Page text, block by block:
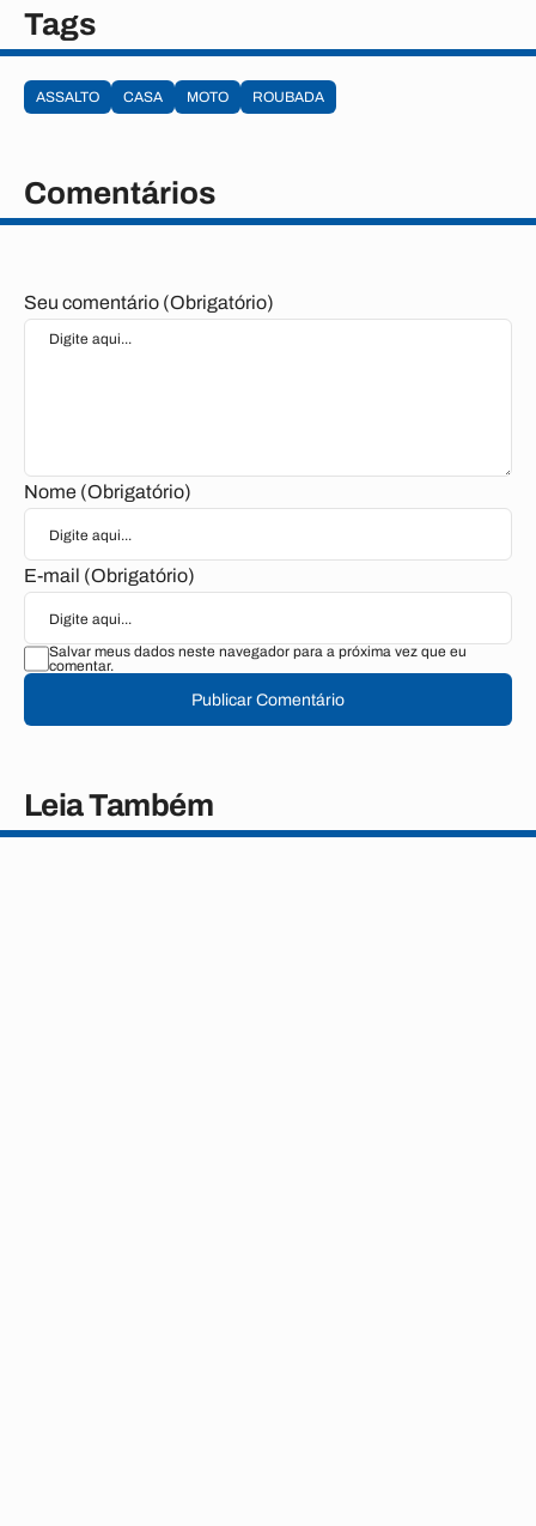
Tags
ASSALTO CASA MOTO ROUBADA
Comentários
Seu comentário (Obrigatório)
Nome (Obrigatório)
E-mail (Obrigatório)
Salvar meus dados neste navegador para a próxima vez que eu
comentar.
Publicar Comentário
Leia Também